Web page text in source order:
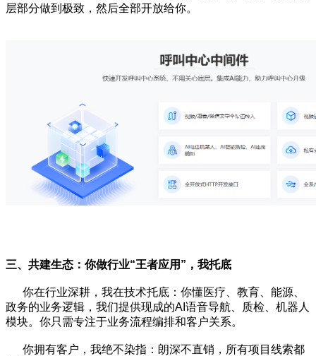
层部分做到极致，然后全部开放给你。
三、共建生态：你做行业“王者应用”，我托底
你在行业深耕，我在技术托底：你懂医疗、教育、能源、
政务的业务逻辑，我们提供现成的AI语音导航、质检、机器人
模块。你只需专注于业务流程编排和客户关系。
你拥有客户，我绝不染指：朗深不直销，所有项目线索都